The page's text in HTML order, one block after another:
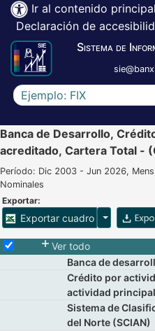
Ir al contenido principal
Declaración de
Sistema de
Escriba el texto a buscar
Banca de Desarrollo,
acreditado, Cartera Total -
Período: Dic 2003 - Jun 2026,
Nominales
Exportar:
Exportar cuadro Opciones
Selecciona o desmarca todas las
Ver todo
Banca de
Crédito por
actividad
Sistema de
del Norte (SCIAN)